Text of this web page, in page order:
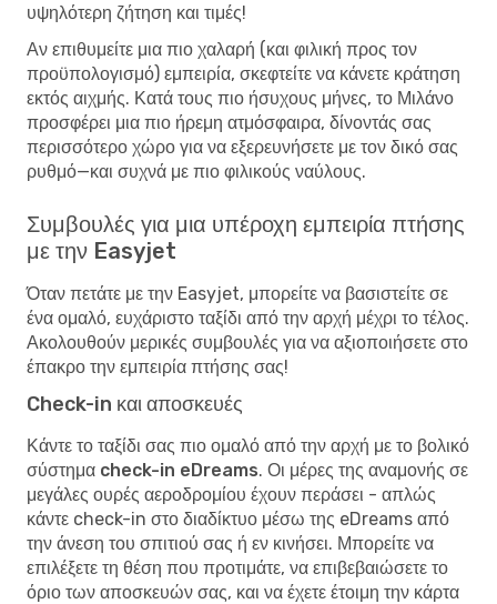
υψηλότερη ζήτηση και τιμές!
Αν επιθυμείτε μια πιο χαλαρή (και φιλική προς τον
προϋπολογισμό) εμπειρία, σκεφτείτε να κάνετε κράτηση
εκτός αιχμής. Κατά τους πιο ήσυχους μήνες, το Μιλάνο
προσφέρει μια πιο ήρεμη ατμόσφαιρα, δίνοντάς σας
περισσότερο χώρο για να εξερευνήσετε με τον δικό σας
ρυθμό—και συχνά με πιο φιλικούς ναύλους.
Συμβουλές για μια υπέροχη εμπειρία πτήσης
με την Easyjet
Όταν πετάτε με την Easyjet, μπορείτε να βασιστείτε σε
ένα ομαλό, ευχάριστο ταξίδι από την αρχή μέχρι το τέλος.
Ακολουθούν μερικές συμβουλές για να αξιοποιήσετε στο
έπακρο την εμπειρία πτήσης σας!
Check-in και αποσκευές
Κάντε το ταξίδι σας πιο ομαλό από την αρχή με το βολικό
σύστημα check-in eDreams. Οι μέρες της αναμονής σε
μεγάλες ουρές αεροδρομίου έχουν περάσει - απλώς
κάντε check-in στο διαδίκτυο μέσω της eDreams από
την άνεση του σπιτιού σας ή εν κινήσει. Μπορείτε να
επιλέξετε τη θέση που προτιμάτε, να επιβεβαιώσετε το
όριο των αποσκευών σας, και να έχετε έτοιμη την κάρτα